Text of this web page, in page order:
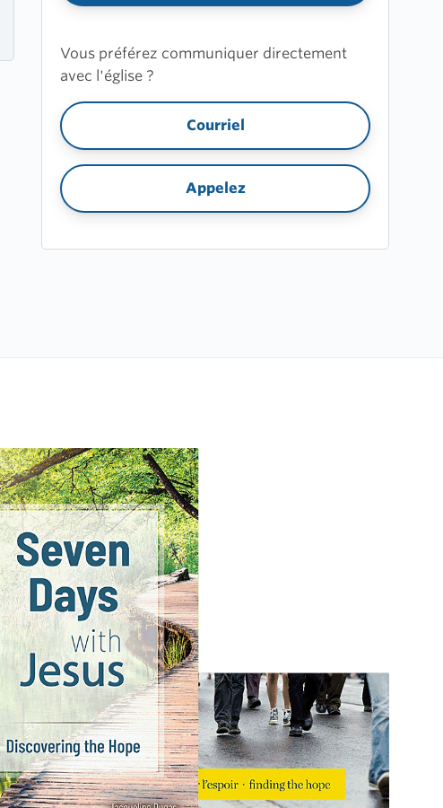
Vous préférez communiquer directement
avec l'église ?
Courriel
Appelez